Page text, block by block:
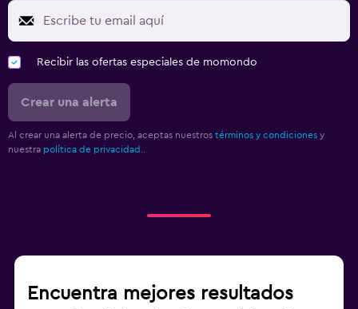
Recibir las ofertas especiales de momondo
Crear una alerta
Al crear una alerta de precio, aceptas nuestros términos y condiciones y
nuestra política de privacidad..
Encuentra mejores resultados